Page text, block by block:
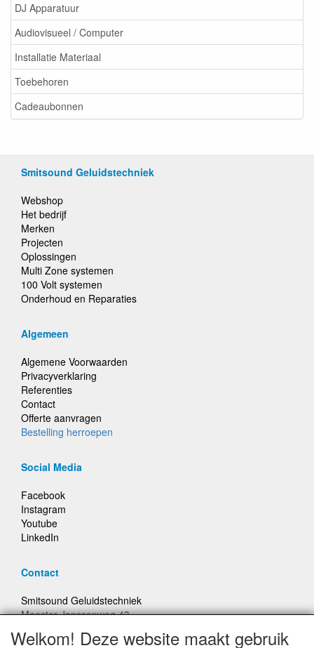
DJ Apparatuur
Audiovisueel / Computer
Installatie Materiaal
Toebehoren
Cadeaubonnen
Smitsound Geluidstechniek
Webshop
Het bedrijf
Merken
Projecten
Oplossingen
Multi Zone systemen
100 Volt systemen
Onderhoud en Reparaties
Algemeen
Algemene Voorwaarden
Privacyverklaring
Referenties
Contact
Offerte aanvragen
Bestelling herroepen
Social Media
Facebook
Instagram
Youtube
LinkedIn
Contact
Smitsound Geluidstechniek
Meester Janssenweg 43
E-mail: info@smitsound.nl
Welkom! Deze website maakt gebruik